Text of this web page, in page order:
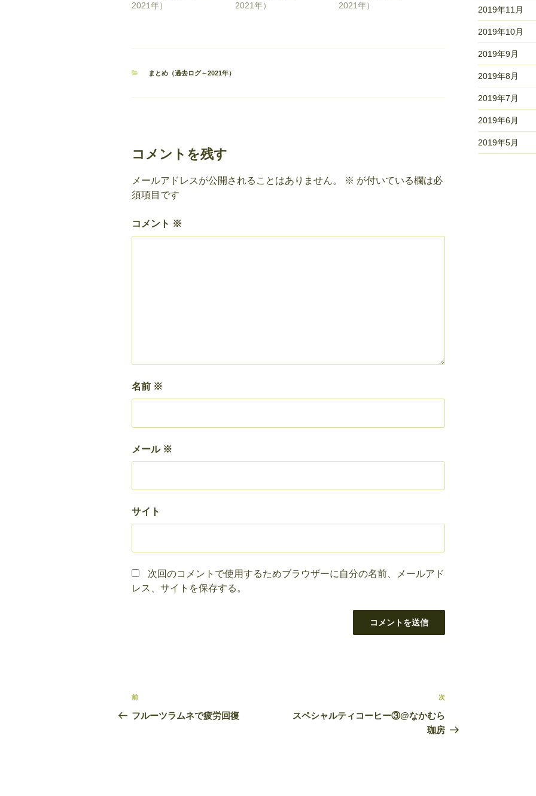
2021年）
2021年）
2021年）
カ
まとめ（過去ログ～2021年）
コメントを残す
メールアドレスが公開されることはありません。 ※ が付いている欄は必
須項目です
コメント ※
名前 ※
メール ※
サイト
次回のコメントで使用するためブラウザーに自分の名前、メールアド
レス、サイトを保存する。
投
稿
前
の
前
フルーツラムネで疲労回復
次
投
次
スペシャルティコーヒー③@なかむら
珈房
2019年11月
2019年10月
2019年9月
2019年8月
2019年7月
2019年6月
2019年5月